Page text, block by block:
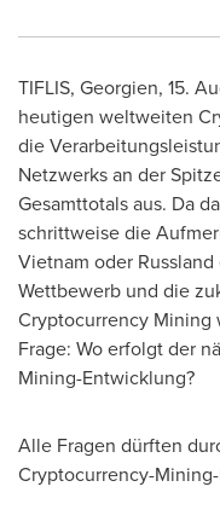
TIFLIS, Georgien, 15.
heutigen weltweiten
die
Netzwerks an der
Gesamttotals aus. Da
schrittweise die
Vietnam oder
Wettbewerb und die
Cryptocurrency Mining
Frage: Wo erfolgt der
Mining-Entwicklung?
Alle Fragen dürften
Cryptocurrency-